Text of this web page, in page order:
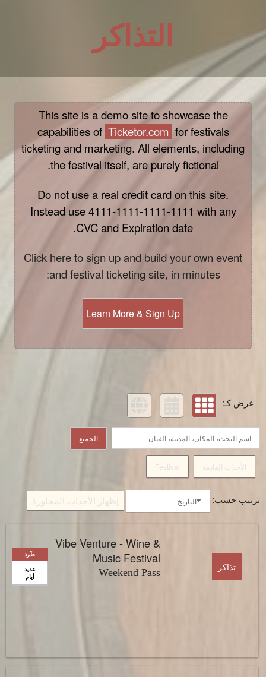
التذاكر
This site is a demo site to showcase the
capabilities of Ticketor.com for festivals
ticketing and marketing. All elements, including
the festival itself, are purely fictional.
Do not use a real credit card on this site.
Instead use 4111-1111-1111-1111 with any
CVC and Expiration date.
Click here to sign up and build your own event
and festival ticketing site, in minutes:
Learn More & Sign Up
عرض كـ:
الجميع
الأحداث القادمة Festival
ترتيب حسب: التاريخ إظهار الأحداث المجاورة
Vibe Venture - Wine &
Music Festival
Weekend Pass
طَرد
عديد
أيام
تذاكر